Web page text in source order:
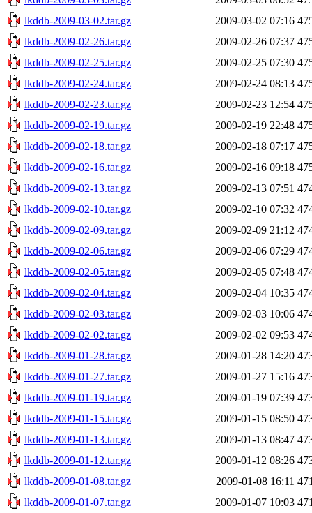
lkddb-2009-03-02.tar.gz
2009-03-02 07:16
lkddb-2009-02-26.tar.gz
2009-02-26 07:37
lkddb-2009-02-25.tar.gz
2009-02-25 07:30
lkddb-2009-02-24.tar.gz
2009-02-24 08:13
lkddb-2009-02-23.tar.gz
2009-02-23 12:54
lkddb-2009-02-19.tar.gz
2009-02-19 22:48
lkddb-2009-02-18.tar.gz
2009-02-18 07:17
lkddb-2009-02-16.tar.gz
2009-02-16 09:18
lkddb-2009-02-13.tar.gz
2009-02-13 07:51
lkddb-2009-02-10.tar.gz
2009-02-10 07:32
lkddb-2009-02-09.tar.gz
2009-02-09 21:12
lkddb-2009-02-06.tar.gz
2009-02-06 07:29
lkddb-2009-02-05.tar.gz
2009-02-05 07:48
lkddb-2009-02-04.tar.gz
2009-02-04 10:35
lkddb-2009-02-03.tar.gz
2009-02-03 10:06
lkddb-2009-02-02.tar.gz
2009-02-02 09:53
lkddb-2009-01-28.tar.gz
2009-01-28 14:20
lkddb-2009-01-27.tar.gz
2009-01-27 15:16
lkddb-2009-01-19.tar.gz
2009-01-19 07:39
lkddb-2009-01-15.tar.gz
2009-01-15 08:50
lkddb-2009-01-13.tar.gz
2009-01-13 08:47
lkddb-2009-01-12.tar.gz
2009-01-12 08:26
lkddb-2009-01-08.tar.gz
2009-01-08 16:11
lkddb-2009-01-07.tar.gz
2009-01-07 10:03